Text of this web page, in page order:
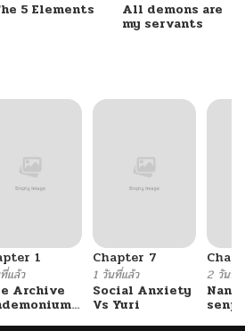
5 Elements All demons are
my servants
1
แล้ว
Archive
Chapter 7
1 วันที่แล้ว
Social Anxiety
Vs Yuri
2 วันที่แ